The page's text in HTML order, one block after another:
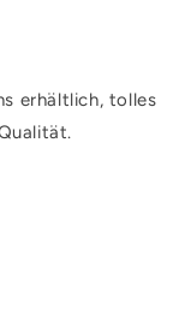
erhältlich, tolles